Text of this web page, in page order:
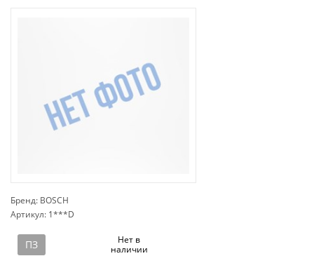
Бренд: BOSCH
Артикул: 1***D
ПЗ
Нет в
наличии